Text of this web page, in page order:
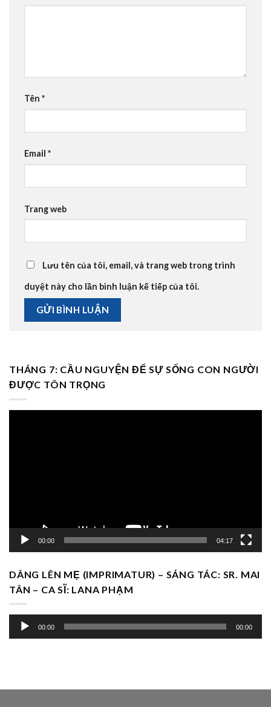
Tên *
Email *
Trang web
Lưu tên của tôi, email, và trang web trong trình
duyệt này cho lần bình luận kế tiếp của tôi.
THÁNG 7: CẦU NGUYỆN ĐỂ SỰ SỐNG CON NGƯỜI
ĐƯỢC TÔN TRỌNG
00:00 04:17
DÂNG LÊN MẸ (IMPRIMATUR) – SÁNG TÁC: SR. MAI
TÂN – CA SĨ: LANA PHẠM
Trình
chơi
00:00 00:00